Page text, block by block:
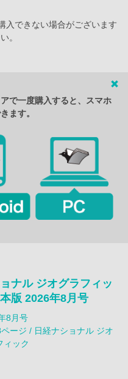
入できない場合がございます
。
で一度購入すると、スマホ
ます。
ナル ジオグラフィッ
版 2026年8月号
8月号
ージ / 日経ナショナル ジオ
ィック